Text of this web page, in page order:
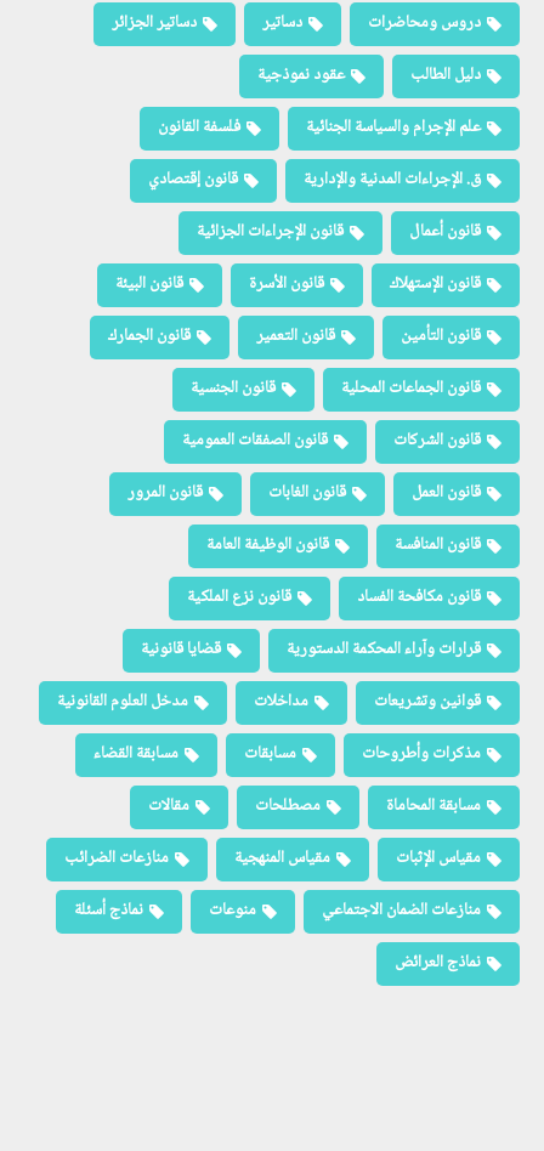
دروس ومحاضرات دساتير
دساتير الجزائر
دليل الطالب
عقود نموذجية
علم الإجرام والسياسة الجنائية
فلسفة القانون
ق. الإجراءات المدنية والإدارية
قانون إقتصادي
قانون أعمال
قانون الإجراءات الجزائية
قانون الإستهلاك
قانون الأسرة
قانون البيئة
قانون التأمين
قانون التعمير
قانون الجمارك
قانون الجماعات المحلية
قانون الجنسية
قانون الشركات
قانون الصفقات العمومية
قانون العمل
قانون الغابات
قانون المرور
قانون المنافسة
قانون الوظيفة العامة
قانون مكافحة الفساد
قانون نزع الملكية
قرارات وآراء المحكمة الدستورية
قضايا قانونية
قوانين وتشريعات
مداخلات
مدخل العلوم القانونية
مذكرات وأطروحات
مسابقات
مسابقة القضاء
مسابقة المحاماة
مصطلحات
مقالات
مقياس الإثبات
مقياس المنهجية
منازعات الضرائب
منازعات الضمان الاجتماعي
منوعات
نماذج أسئلة
نماذج العرائض